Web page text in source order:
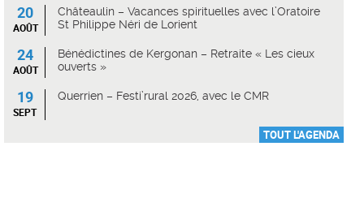
20
AOÛT
Châteaulin – Vacances spirituelles avec l’Oratoire
St Philippe Néri de Lorient
24
AOÛT
Bénédictines de Kergonan – Retraite « Les cieux
ouverts »
19
SEPT
Querrien – Festi’rural 2026, avec le CMR
TOUT L'AGENDA